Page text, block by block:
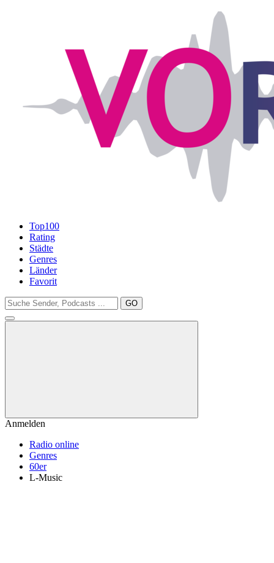
Top100
Rating
Städte
Genres
Länder
Favorit
GO
Anmelden
Radio online
Genres
60er
L-Music